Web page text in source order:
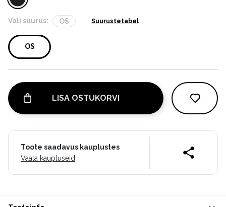
Vali suurus: OS Suurustetabel
OS
LISA OSTUKORVI
Toote saadavus kauplustes
Vaata kaupluseid